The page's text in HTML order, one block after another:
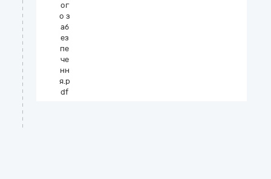
ог
о з
аб
ез
пе
че
нн
я.p
df